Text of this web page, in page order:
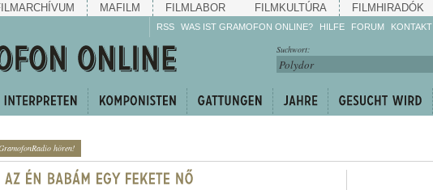
MAFILM FILMLABOR FILMKULTÚRA FILMHIRADÓK
RSS WAS IST GRAMOFON ONLINE? HILFE
Machen Sie mit!
weiter!
FORUM KONTAKT
Suchwort:
hören!